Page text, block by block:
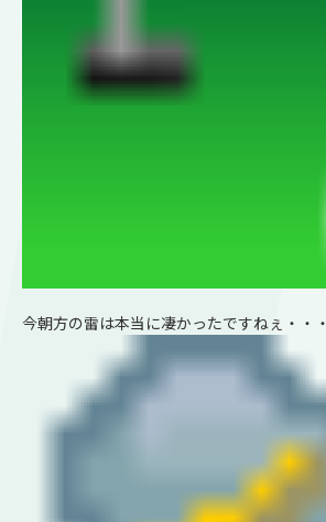
今朝方の雷は本当に凄かったですねぇ・・・